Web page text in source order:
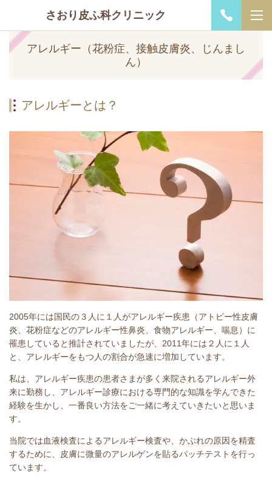
さおり皮ふ科クリニック
アレルギー（花粉症、接触皮膚炎、じんまし
ん）
アレルギーとは？
2005年には国民の３人に１人がアレルギー疾患（アトピー性皮膚
炎、花粉症などのアレルギー性鼻炎、食物アレルギー、喘息）に
罹患していると推計されていましたが、2011年には２人に１人
と、アレルギーをもつ人の割合が急速に増加しています。
私は、アレルギー疾患の患者さまが多く来院されるアレルギー外
来に勤務し、アレルギー診療における専門的な知識を学んできた
経験を生かし、一番良い方法をご一緒に考えていきたいと思いま
す。
当院では血液検査によるアレルギー検査や、かぶれの原因を精査
するために、皮膚に微量のアレルゲンを貼るパッチテストを行っ
ています。